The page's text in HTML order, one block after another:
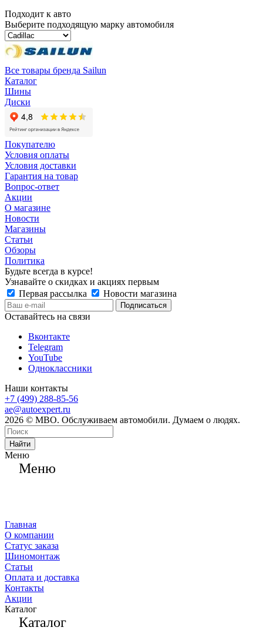
Подходит к авто
Выберите подходящую марку автомобиля
Все товары бренда Sailun
Каталог
Шины
Диски
Покупателю
Условия оплаты
Условия доставки
Гарантия на товар
Вопрос-ответ
Акции
О магазине
Новости
Магазины
Статьи
Обзоры
Политика
Будьте всегда в курсе!
Узнавайте о скидках и акциях первым
Первая рассылка
Новости магазина
Оставайтесь на связи
Вконтакте
Telegram
YouTube
Одноклассники
Наши контакты
+7 (499) 288-85-56
ae@autoexpert.ru
2026 © МВО. Обслуживаем автомобили. Думаем о людях.
Найти
Меню
Меню
Главная
О компании
Статус заказа
Шиномонтаж
Статьи
Оплата и доставка
Контакты
Акции
Каталог
Каталог